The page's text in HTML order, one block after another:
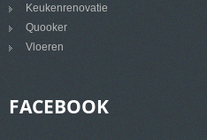
Keukenrenovatie
Quooker
Vloeren
FACEBOOK